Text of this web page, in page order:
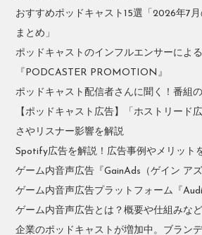
おすすめポッドキャスト15選「2026年7
まとめ」
ポッドキャストのインフルエンサーによ
『PODCASTER PROMOTION』
ポッドキャスト配信者さんに聞く！番組
【ポッドキャスト広告】「ホストリード
さやリスナー影響を解説
Spotify広告を解説！広告事例やメリット
ゲーム内音声広告『GainAds（ゲイン アズ
ゲーム内音声広告プラットフォーム『
ゲーム内音声広告とは？概要や仕組みな
企業のポッドキャストが増加中。ブラン